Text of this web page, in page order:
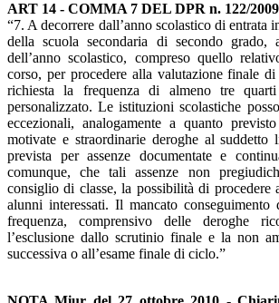
ART 14 - COMMA 7 DEL DPR n. 122/2009
“7. A decorrere dall’anno scolastico di entrata
della scuola secondaria di secondo
dell’anno scolastico, compreso quello
corso, per procedere alla valutazione finale di
richiesta la frequenza di almeno tre quarti
personalizzato. Le istituzioni scolastiche
eccezionali, analogamente a quanto
motivate e straordinarie deroghe al suddetto
prevista per assenze documentate e
comunque, che tali assenze non
consiglio di classe, la possibilità di procedere
alunni interessati. Il mancato
frequenza, comprensivo delle deroghe
l’esclusione dallo scrutinio finale e la non
successiva o all’esame finale di ciclo.”